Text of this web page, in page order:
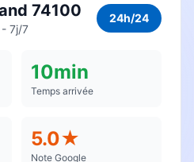
74100
7j/7
24h/24
10min
Temps arrivée
5.0★
Note Google